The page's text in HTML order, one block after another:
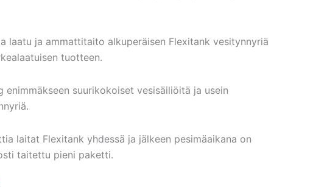
laatu ja ammattitaito alkuperäisen Flexitank vesitynnyriä
tuotteen.
enimmäkseen suurikokoiset vesisäiliöitä ja usein
laitat Flexitank yhdessä ja jälkeen pesimäaikana on
taitettu pieni paketti.